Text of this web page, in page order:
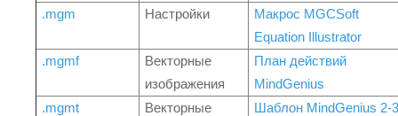
.mgm
Настройки
Макрос MGCSoft
Equation Illustrator
.mgmf
Векторные
изображения
План действий
MindGenius
.mgmt
Векторные
Шаблон MindGenius 2-3